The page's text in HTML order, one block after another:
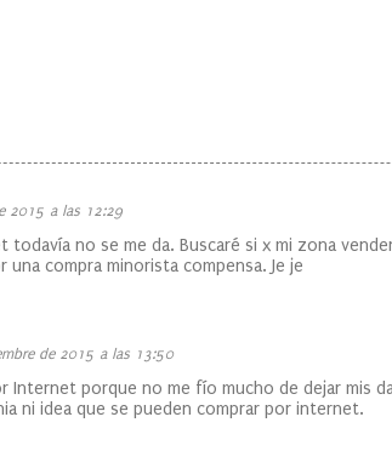
2015 a las 12:29
todavía no se me da. Buscaré si x mi zona
una compra minorista compensa. Je je
de 2015 a las 13:50
Internet porque no me fío mucho de dejar mis
ni idea que se pueden comprar por internet.